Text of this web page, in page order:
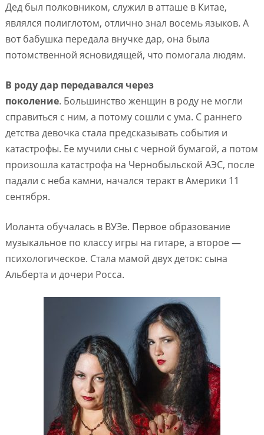
Дед был полковником, служил в атташе в Китае,
являлся полиглотом, отлично знал восемь языков. А
вот бабушка передала внучке дар, она была
потомственной ясновидящей, что помогала людям.
В роду дар передавался через
поколение. Большинство женщин в роду не могли
справиться с ним, а потому сошли с ума. С раннего
детства девочка стала предсказывать события и
катастрофы. Ее мучили сны с черной бумагой, а потом
произошла катастрофа на Чернобыльской АЭС, после
падали с неба камни, начался теракт в Америки 11
сентября.
Иоланта обучалась в ВУЗе. Первое образование
музыкальное по классу игры на гитаре, а второе —
психологическое. Стала мамой двух деток: сына
Альберта и дочери Росса.